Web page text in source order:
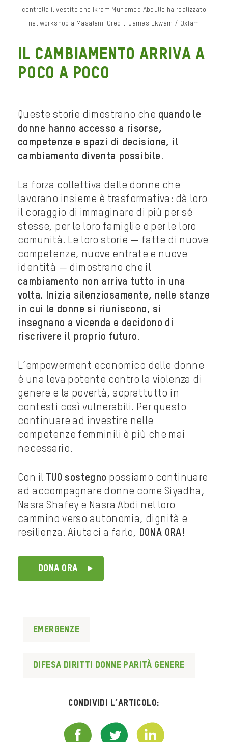
controlla il vestito che Ikram Muhamed Abdulle ha realizzato
nel workshop a Masalani. Credit: James Ekwam / Oxfam
IL CAMBIAMENTO ARRIVA A
POCO A POCO
Queste storie dimostrano che quando le
donne hanno accesso a risorse,
competenze e spazi di decisione, il
cambiamento diventa possibile .
La forza collettiva delle donne che
lavorano insieme è trasformativa: dà loro
il coraggio di immaginare di più per sé
stesse, per le loro famiglie e per le loro
comunità. Le loro storie — fatte di nuove
competenze, nuove entrate e nuove
identità — dimostrano che il
cambiamento non arriva tutto in una
volta. Inizia silenziosamente, nelle stanze
in cui le donne si riuniscono, si
insegnano a vicenda e decidono di
riscrivere il proprio futuro.
L’empowerment economico delle donne
è una leva potente contro la violenza di
genere e la povertà, soprattutto in
contesti così vulnerabili. Per questo
continuare ad investire nelle
competenze femminili è più che mai
necessario.
Con il TUO sostegno possiamo continuare
ad accompagnare donne come Siyadha,
Nasra Shafey e Nasra Abdi nel loro
cammino verso autonomia, dignità e
resilienza. Aiutaci a farlo, DONA ORA!
DONA ORA
Emergenze
difesa diritti donne parità genere
Condividi l’articolo: